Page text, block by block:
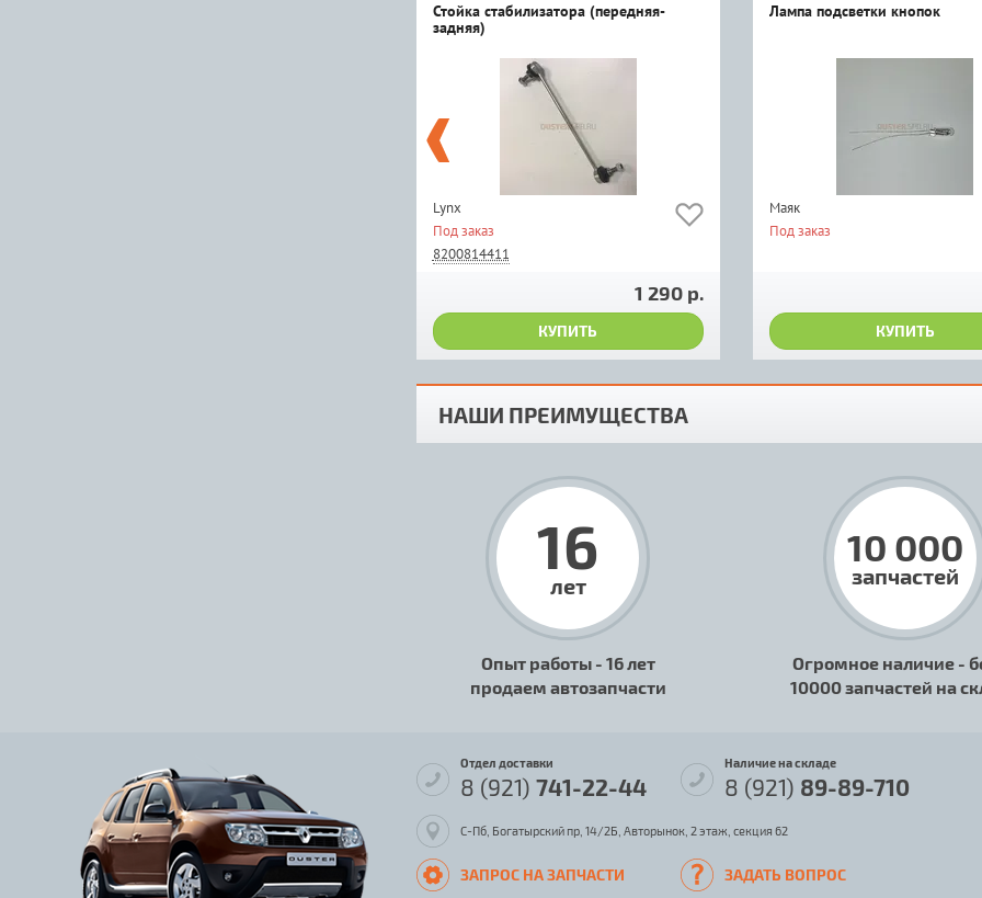
Стойка стабилизатора (передняя-
задняя)
Lynx
Под заказ
8200814411
1 290 р.
КУПИТЬ
Лампа подсветки кнопок
Маяк
Под заказ
КУПИТЬ
НАШИ ПРЕИМУЩЕСТВА
16
лет
Опыт работы - 16 лет
продаем автозапчасти
10 000
запчастей
Огромное наличие -
10000 запчастей на
Отдел доставки
8 (921) 741-22-44
Наличие на складе
8 (921) 89-89-710
С-Пб, Богатырский пр, 14/2Б, Авторынок, 2 этаж, секция 62
ЗАПРОС НА ЗАПЧАСТИ ЗАДАТЬ ВОПРОС